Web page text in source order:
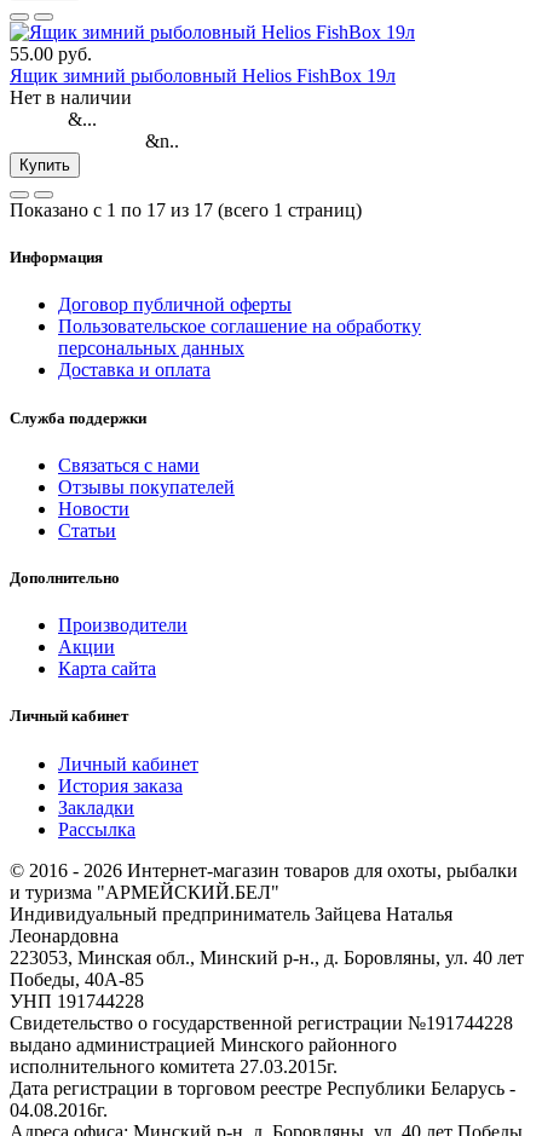
55.00 руб.
Ящик зимний рыболовный Helios FishBox 19л
Нет в наличии
&...
&n..
Купить
Показано с 1 по 17 из 17 (всего 1 страниц)
Информация
Договор публичной оферты
Пользовательское соглашение на обработку
персональных данных
Доставка и оплата
Служба поддержки
Связаться с нами
Отзывы покупателей
Новости
Статьи
Дополнительно
Производители
Акции
Карта сайта
Личный кабинет
Личный кабинет
История заказа
Закладки
Рассылка
© 2016 - 2026 Интернет-магазин товаров для охоты, рыбалки
и туризма "АРМЕЙСКИЙ.БЕЛ"
Индивидуальный предприниматель Зайцева Наталья
Леонардовна
223053, Минская обл., Минский р-н., д. Боровляны, ул. 40 лет
Победы, 40А-85
УНП 191744228
Свидетельство о государственной регистрации №191744228
выдано администрацией Минского районного
исполнительного комитета 27.03.2015г.
Дата регистрации в торговом реестре Республики Беларусь -
04.08.2016г.
Адреса офиса: Минский р-н, д. Боровляны, ул. 40 лет Победы,